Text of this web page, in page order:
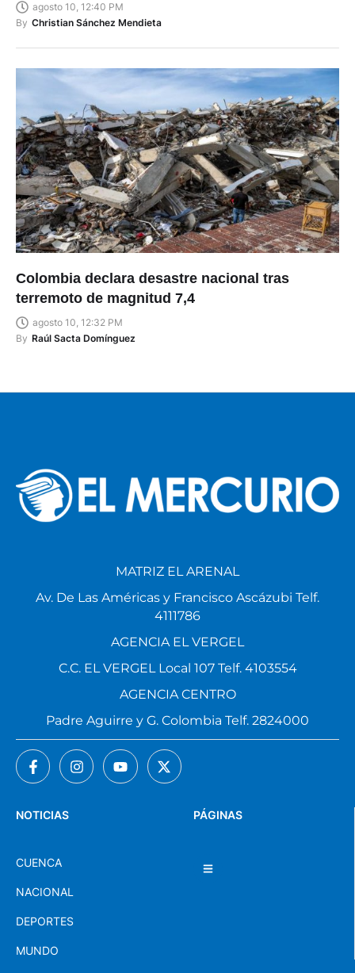
agosto 10, 12:40 PM
By Christian Sánchez Mendieta
Colombia declara desastre nacional tras
terremoto de magnitud 7,4
agosto 10, 12:32 PM
By Raúl Sacta Domínguez
PÁGINAS
NOTICIAS
CUENCA
NACIONAL
DEPORTES
MUNDO
MATRIZ EL ARENAL
Av. De Las Américas y Francisco Ascázubi Telf.
4111786
AGENCIA EL VERGEL
C.C. EL VERGEL Local 107 Telf. 4103554
AGENCIA CENTRO
Padre Aguirre y G. Colombia Telf. 2824000